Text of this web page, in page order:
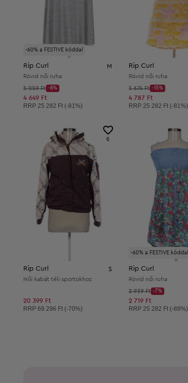
-60% a FESTIVE kóddal
Rip Curl M
Rövid női ruha
Kezdő ár:
5 059 Ft
Discount Price:
-8%
Csökkentett ár:
4 649 Ft
Ajánlott ár:
RRP 25 282 Ft (-81%)
Rip Curl
Rövid női ruha
Kezdő ár:
5 674 Ft
Discount Price:
-15%
Csökkentett ár:
4 787 Ft
Ajánlott ár:
RRP25 282 Ft (-81%)
6
Rip Curl S
Női kabát téli sportokhoz
20 399 Ft
Ajánlott ár:
RRP 69 296 Ft (-70%)
-60% a FESTIVE kóddal
Rip Curl
Rövid női ruha
Kezdő ár:
2 939 Ft
Discount Price:
-7%
Csökkentett ár:
2 719 Ft
Ajánlott ár:
RRP25 282 Ft (-89%)